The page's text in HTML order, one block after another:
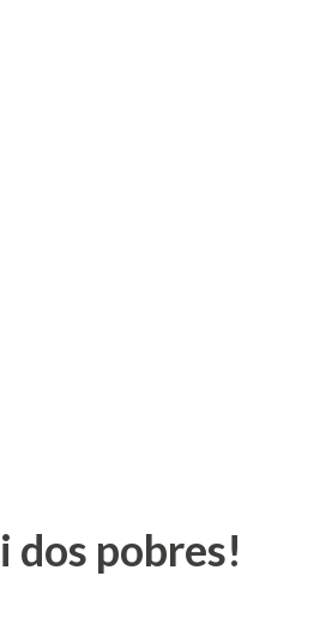
dos pobres!